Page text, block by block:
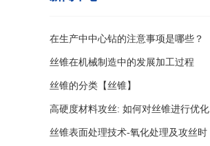
在生产中中心钻的注意事项是哪些？
丝锥在机械制造中的发展加工过程
丝锥的分类【丝锥】
高硬度材料攻丝: 如何对丝锥进行优化
改进
丝锥表面处理技术-氧化处理及攻丝时